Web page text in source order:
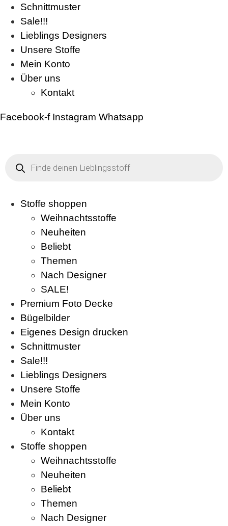
Schnittmuster
Sale!!!
Lieblings Designers
Unsere Stoffe
Mein Konto
Über uns
Kontakt
Facebook-f Instagram Whatsapp
search
Stoffe shoppen
Weihnachtsstoffe
Neuheiten
Beliebt
Themen
Nach Designer
SALE!
Premium Foto Decke
Bügelbilder
Eigenes Design drucken
Schnittmuster
Sale!!!
Lieblings Designers
Unsere Stoffe
Mein Konto
Über uns
Kontakt
Stoffe shoppen
Weihnachtsstoffe
Neuheiten
Beliebt
Themen
Nach Designer